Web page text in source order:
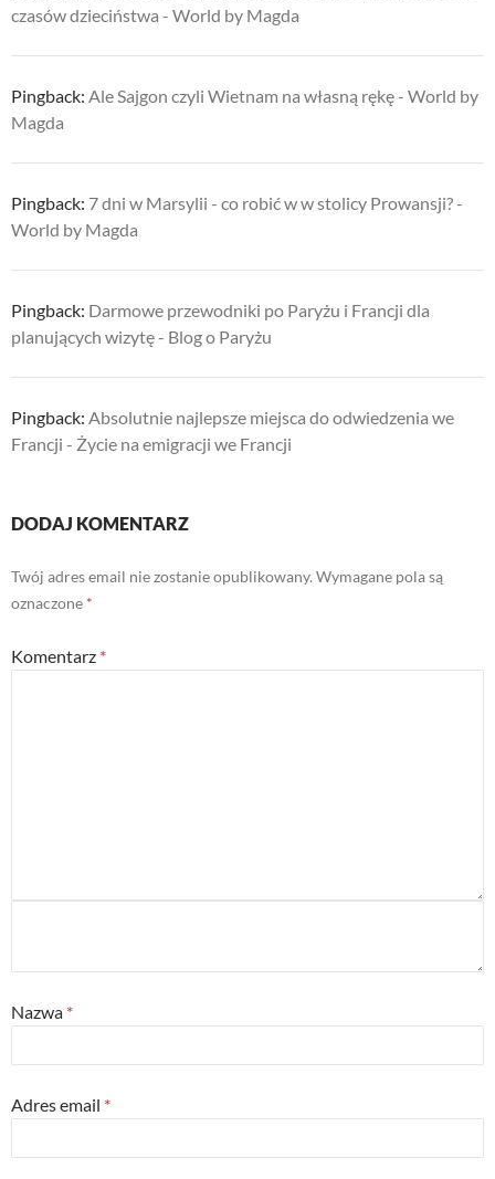
czasów dzieciństwa - World by Magda
Pingback: Ale Sajgon czyli Wietnam na własną rękę - World by
Magda
Pingback: 7 dni w Marsylii - co robić w w stolicy Prowansji? -
World by Magda
Pingback: Darmowe przewodniki po Paryżu i Francji dla
planujących wizytę - Blog o Paryżu
Pingback: Absolutnie najlepsze miejsca do odwiedzenia we
Francji - Życie na emigracji we Francji
DODAJ KOMENTARZ
Twój adres email nie zostanie opublikowany. Wymagane pola są
oznaczone *
Komentarz *
Nazwa *
Adres email *